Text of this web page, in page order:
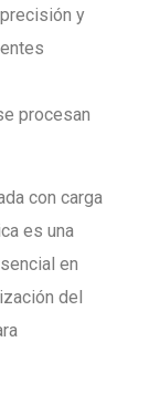
y
procesan
con carga
es una
en
del